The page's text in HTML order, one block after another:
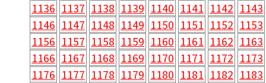
1136 1137 1138 1139 1140 1141 1142 1143
1146 1147 1148 1149 1150 1151 1152 1153
1156 1157 1158 1159 1160 1161 1162 1163
1166 1167 1168 1169 1170 1171 1172 1173
1176 1177 1178 1179 1180 1181 1182 1183